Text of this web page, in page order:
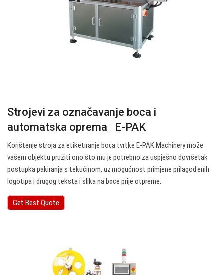
Strojevi za označavanje boca i
automatska oprema | E-PAK
Korištenje stroja za etiketiranje boca tvrtke E-PAK Machinery može
vašem objektu pružiti ono što mu je potrebno za uspješno dovršetak
postupka pakiranja s tekućinom, uz mogućnost primjene prilagođenih
logotipa i drugog teksta i slika na boce prije otpreme.
Get Best Quote